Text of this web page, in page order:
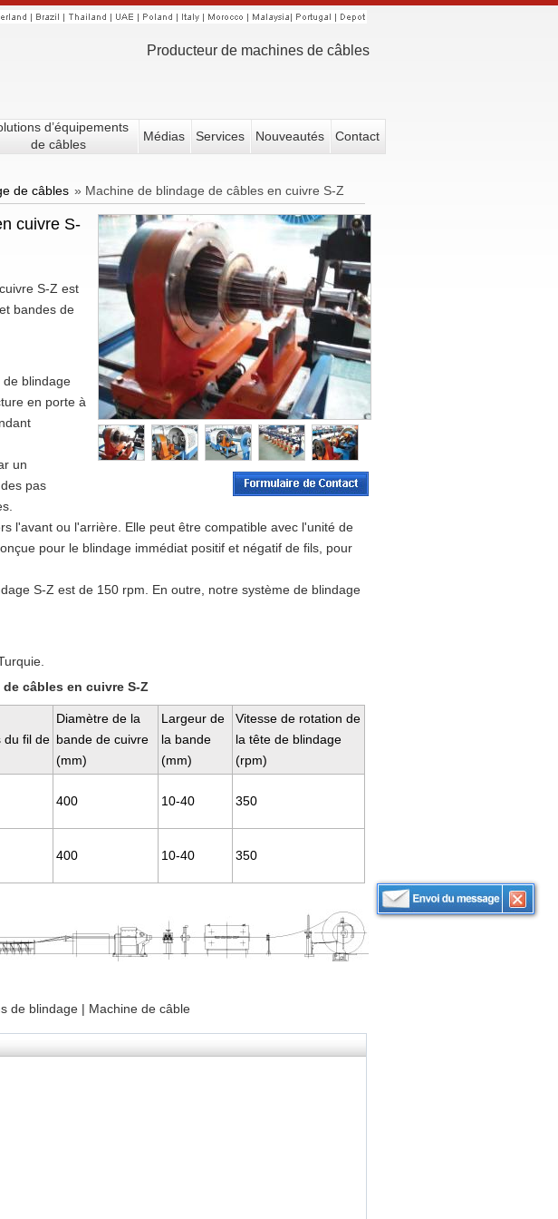
Producteur de machines de câbles
d’équipements
de câbles
Médias Services Nouveautés Contact
de câbles » Machine de blindage de câbles en cuivre S-Z
cuivre S-
S-Z est
bandes de
de blindage
en porte à
un
pas
l'avant ou l'arrière. Elle peut être compatible avec l'unité de
pour le blindage immédiat positif et négatif de fils, pour
S-Z est de 150 rpm. En outre, notre système de blindage
câbles en cuivre S-Z
du fil de
Diamètre de la
bande de cuivre
(mm)
Largeur de
la bande
(mm)
Vitesse de rotation de
la tête de blindage
(rpm)
400 10-40
350
400 10-40
350
de blindage | Machine de câble